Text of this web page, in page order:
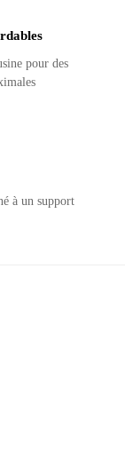
pour des
à un support